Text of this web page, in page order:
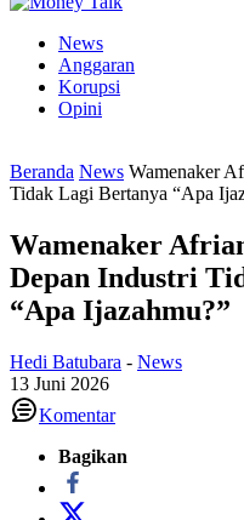
News
Anggaran
Korupsi
Opini
Beranda News Wamenaker
Tidak Lagi Bertanya “Apa
Wamenaker
Depan Industri
“Apa Ijazahmu?”
Hedi Batubara - News
13 Juni 2026
Komentar
Bagikan